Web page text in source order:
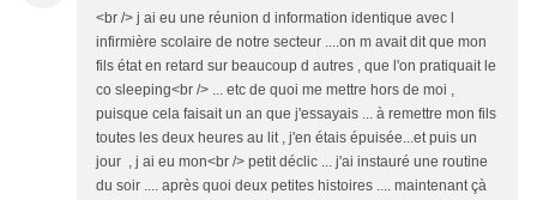
<br /> j ai eu une réunion d information identique avec l
infirmière scolaire de notre secteur ....on m avait dit que mon
fils état en retard sur beaucoup d autres , que l'on pratiquait le
co sleeping<br /> ... etc de quoi me mettre hors de moi ,
puisque cela faisait un an que j'essayais ... à remettre mon fils
toutes les deux heures au lit , j'en étais épuisée...et puis un
jour , j ai eu mon<br /> petit déclic ... j'ai instauré une routine
du soir .... après quoi deux petites histoires .... maintenant çà